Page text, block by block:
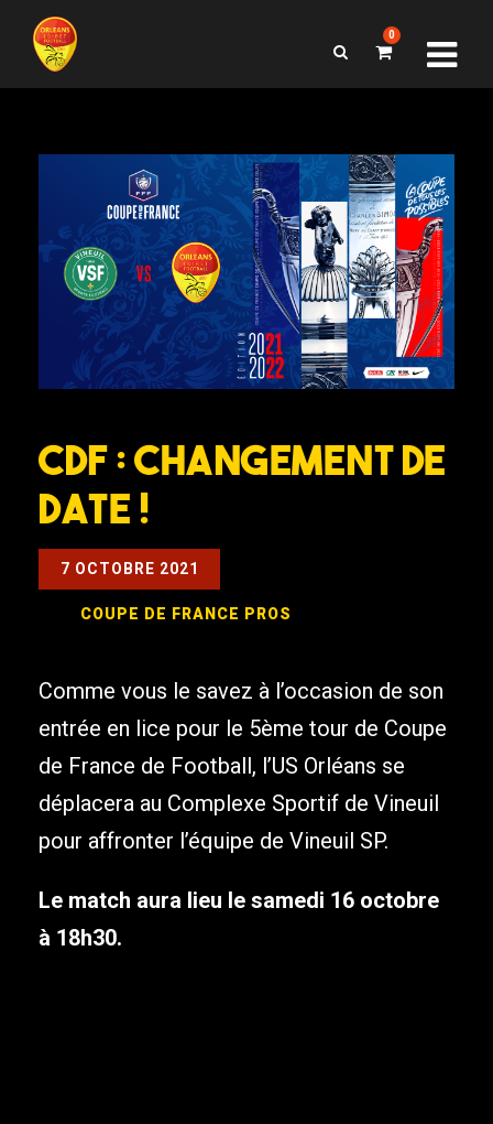
0
CDF : Changement de
date !
7 OCTOBRE 2021
COUPE DE FRANCE PROS
Comme vous le savez à l’occasion de son
entrée en lice pour le 5ème tour de Coupe
de France de Football, l’US Orléans se
déplacera au Complexe Sportif de Vineuil
pour affronter l’équipe de Vineuil SP.
Le match aura lieu le samedi 16 octobre
à 18h30.